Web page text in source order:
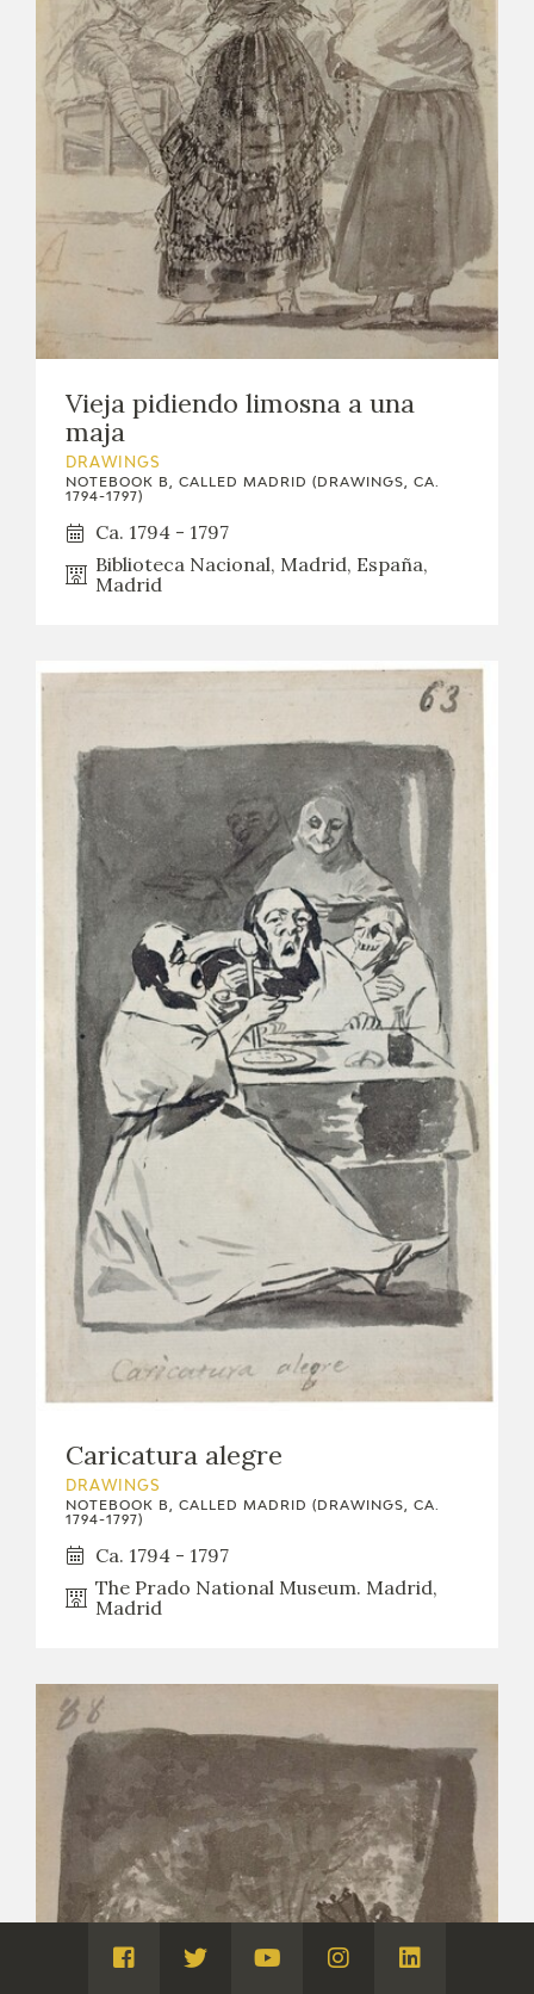
Vieja pidiendo limosna a una
maja
DRAWINGS
NOTEBOOK B, CALLED MADRID (DRAWINGS, CA.
1794-1797)
Ca. 1794 - 1797
Biblioteca Nacional, Madrid, España,
Madrid
Caricatura alegre
DRAWINGS
NOTEBOOK B, CALLED MADRID (DRAWINGS, CA.
1794-1797)
Ca. 1794 - 1797
The Prado National Museum. Madrid,
Madrid
Visita
Visita
Visita
Visita
Visita